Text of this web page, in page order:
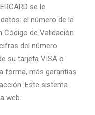
se le
el número de la
Código de Validación
del número
su tarjeta VISA o
forma, más garantías
Este sistema
web.